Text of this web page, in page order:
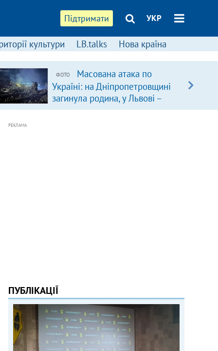
Підтримати УКР
культури LB.talks Нова країна
ФОТО
Масована атака по
Україні: на Дніпропетровщині
загинула родина, у Львові –
удар по багатоповерхівках
РЕКЛАМА
ПУБЛІКАЦІЇ